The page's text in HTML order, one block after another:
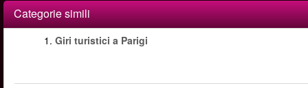
Categorie simili
1. Giri turistici a Parigi